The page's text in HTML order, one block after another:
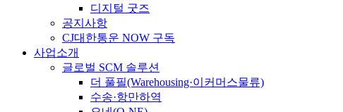
디지털 굿즈
공지사항
CJ대한통운 NOW 구독
사업소개
글로벌 SCM 솔루션
더 풀필(Warehousing·이커머스물류)
수송·항만하역